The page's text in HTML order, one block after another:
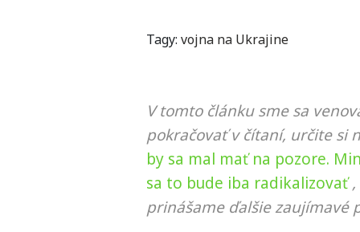
Tagy: vojna na Ukrajine
V tomto článku sme sa
pokračovať v čítaní, určite si
by sa mal mať na pozore.
sa to bude iba radikalizovať
prinášame ďalšie zaujímavé